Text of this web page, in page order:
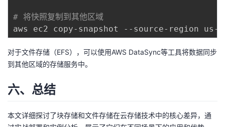
# 将快照复制到其他区域
aws ec2 copy-snapshot --source-region
对于文件存储（EFS），可以使用AWS DataSync等工具将数据同步
到其他区域的存储服务中。
六、总结
本文详细探讨了块存储和文件存储在云存储技术中的核心差异，通